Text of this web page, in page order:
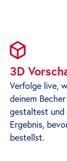
3D
Verfolge live,
deinem Becher
gestaltest und
Ergebnis,
bestellst.